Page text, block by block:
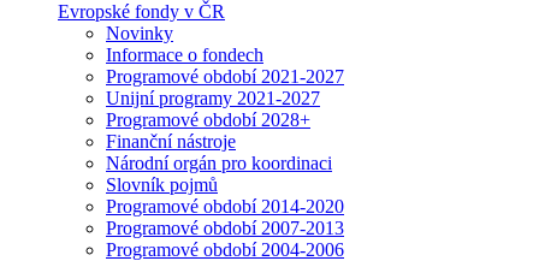
Evropské fondy v ČR
Novinky
Informace o fondech
Programové období 2021-2027
Unijní programy 2021-2027
Programové období 2028+
Finanční nástroje
Národní orgán pro koordinaci
Slovník pojmů
Programové období 2014-2020
Programové období 2007-2013
Programové období 2004-2006